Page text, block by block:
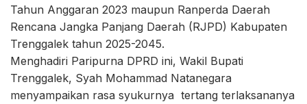
Tahun Anggaran 2023 maupun Ranperda Daerah
Rencana Jangka Panjang Daerah (RJPD) Kabupaten
Trenggalek tahun 2025-2045.
Menghadiri Paripurna DPRD ini, Wakil Bupati
Trenggalek, Syah Mohammad Natanegara
menyampaikan rasa syukurnya tertang terlaksananya